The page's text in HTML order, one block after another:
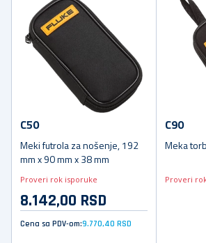
C50
Meki futrola za nošenje, 192
mm x 90 mm x 38 mm
Proveri rok isporuke
8.142,00 RSD
Cena sa PDV-om:9.770,40 RSD
C90
Meka
Proveri